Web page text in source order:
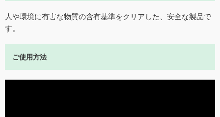
人や環境に有害な物質の含有基準をクリアした、安全な製品で
す。
ご使用方法